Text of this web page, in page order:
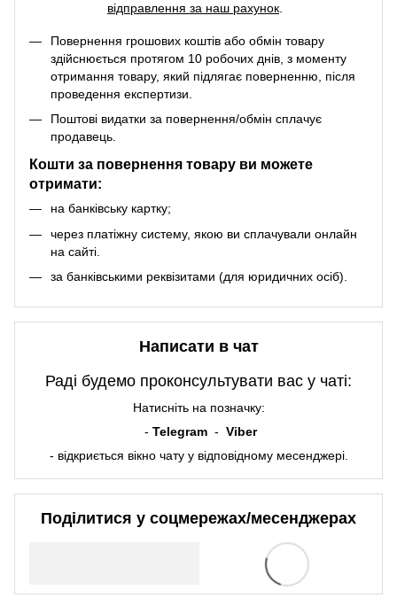
відправлення за наш рахунок.
Повернення грошових коштів або обмін товару
здійснюється протягом 10 робочих днів, з моменту
отримання товару, який підлягає поверненню, після
проведення експертизи.
Поштові видатки за повернення/обмін сплачує
продавець.
Кошти за повернення товару ви можете
отримати:
на банківську картку;
через платіжну систему, якою ви сплачували онлайн
на сайті.
за банківськими реквізитами (для юридичних осіб).
Написати в чат
Раді будемо проконсультувати вас у чаті:
Натисніть на позначку:
- Telegram - Viber
- відкриється вікно чату у відповідному месенджері.
Поділитися у соцмережах/месенджерах